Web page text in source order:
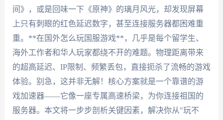
间》，或是回味一下《原神》的璃月风光，却发现屏幕
上只有刺眼的红色延迟数字，甚至连接服务器都困难重
重。**在国外怎么玩国服游戏**，几乎是每个留学生、
海外工作者和华人玩家都绕不开的难题。物理距离带来
的超高延迟、IP限制、频繁丢包，直接扼杀了流畅的游戏
体验。别急，这并非无解！核心方案就是一个靠谱的游
戏加速器——它像一座专属高速桥梁，为你连接祖国的
服务器。本文将一步步剖析关键因素，解决你从"玩不